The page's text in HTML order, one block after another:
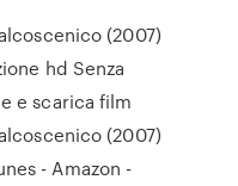
(2007)
hd Senza
e scarica film
(2007)
- Amazon -